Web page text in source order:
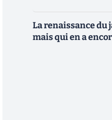
La renaissance du
mais qui en a